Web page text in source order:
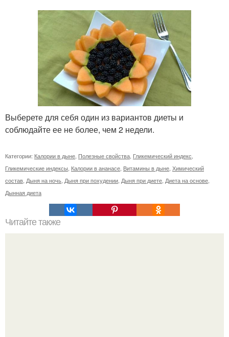
Выберете для себя один из вариантов диеты и
соблюдайте ее не более, чем 2 недели.
Категории: Калории в дыне Полезные свойства Гликемический индекс
Гликемические индексы Калории в ананасе Витамины в дыне Химический
состав Дыня на ночь Дыня при похудении Дыня при диете Диета на основе
Дынная диета
Читайте также